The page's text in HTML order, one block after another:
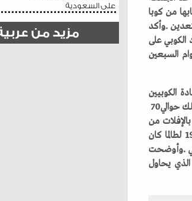
‬بالسرقة‭ ‬والفساد‭ ‬عبر‭ ‬مجموعة‭ ‬غايسا‭. ‬وتؤكد‭ ‬وزارة‭ ‬الخارجية‭ ‬أنّ‭ ‬المجموعة‭ ‬لديها‭ ‬أصول‭ ‬بقيمة‭ ‬18‭ ‬مليار‭ ‬دولار،‭ ‬وتملك‭ ‬حوالي‭ ‬70‭
على السعودية
مزيد من